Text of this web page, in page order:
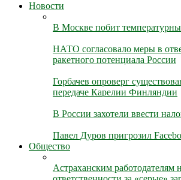
Новости
В Москве побит
НАТО согласовало меры в
ракетного потенциала России
Горбачев опроверг
передаче Карелии Финляндии
В России захотели ввести
Павел Дуров пригрозил
Общество
Астраханским работодателям